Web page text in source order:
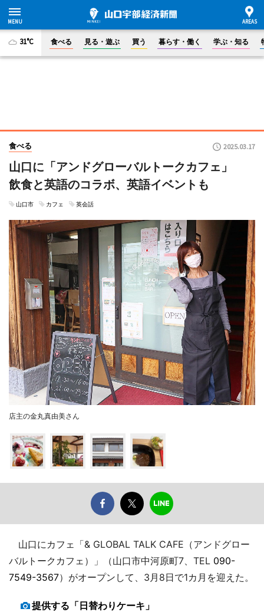
31°C 食べる 見る・遊ぶ 買う 暮らす・働く 学ぶ・知る
食べる 2025.03.17
山口に「アンドグローバルトークカフェ」
飲食と英語のコラボ、英語イベントも
山口市 カフェ 英会話
店主の金丸真由美さん
山口にカフェ「& GLOBAL TALK CAFE（アンドグロー
バルトークカフェ）」（山口市中河原町7、TEL 090-
7549-3567）がオープンして、3月8日で1カ月を迎えた。
提供する「日替わりケーキ」